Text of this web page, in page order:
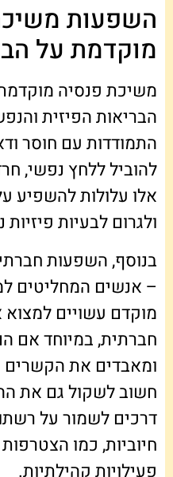
השפעות
מוקדמת על
משיכת פנסיה
הבריאות הפיזית
התמודדות עם חוסר
להוביל ללחץ נפשי,
אלו עלולות להשפיע
ולגרום לבעיות פיזיות
בנוסף, השפעות
– אנשים המחליטים
מוקדם עשויים
חברתית, במיוחד אם
ומאבדים את הקשרים
חשוב לשקול גם את
דרכים לשמור על
חיוביות, כמו הצטרפות
פעילויות קהילתיות.